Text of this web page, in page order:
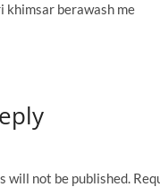
khimsar berawash me
will not be published.